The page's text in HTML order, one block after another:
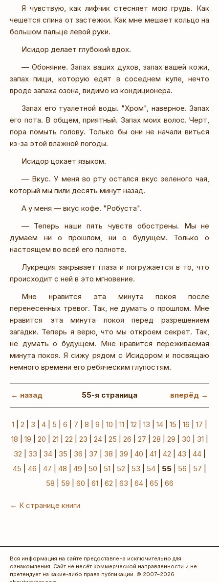
Я чувствую, как лифчик стесняет мою грудь. Как
чешется спина от застежки. Как мне мешает кольцо на
большом пальце левой руки.
Исидор делает глубокий вдох.
— Обоняние. Запах ваших духов, запах вашей кожи,
запах пищи, которую едят в соседнем купе, нечто
вроде запаха озона, видимо из кондиционера.
Запах его туалетной воды. "Хром", наверное. Запах
его пота. В общем, приятный. Запах моих волос. Черт,
пора помыть голову. Только бы они не начали виться
из-за этой влажной погоды.
Исидор цокает языком.
— Вкус. У меня во рту остался вкус зеленого чая,
который мы пили десять минут назад.
А у меня — вкус кофе. "Робуста".
— Теперь наши пять чувств обострены. Мы не
думаем ни о прошлом, ни о будущем. Только о
настоящем во всей его полноте.
Лукреция закрывает глаза и погружается в то, что
происходит с ней в это мгновение.
Мне нравится эта минута покоя после
перенесенных тревог. Так, не думать о прошлом. Мне
нравится эта минута покоя перед разрешением
загадки. Теперь я верю, что мы откроем секрет. Так,
не думать о будущем. Мне нравится переживаемая
минута покоя. Я сижу рядом с Исидором и посвящаю
немного времени его ребяческим глупостям.
← назад 55-я страница вперёд →
1 2 3 4 5 6 7 8 9 10 11 12 13 14 15 16 17
18
19 20 21 22 23 24| 25 26 27 28 29 30 31
32
33 34| 35 36 37 38 39 40 41 42 43 44|
45
46 47 48 49 50 51 52 53 54 55 56 57
58
59 60 61 62 63 64| 65 66
← К странице книги
Вся информация на сайте предоставлена исключительно для
ознакомления. Сайт не несёт коммерческой направленности и не
претендует на какие-либо права публикации. © 2007–2026